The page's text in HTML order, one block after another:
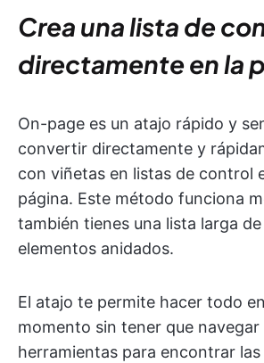
Crea una lista de
directamente en la
On-page es un atajo rápido y
convertir directamente y
con viñetas en listas de control
página. Este método funciona
también tienes una lista larga
elementos anidados.
El atajo te permite hacer todo
momento sin tener que
herramientas para encontrar